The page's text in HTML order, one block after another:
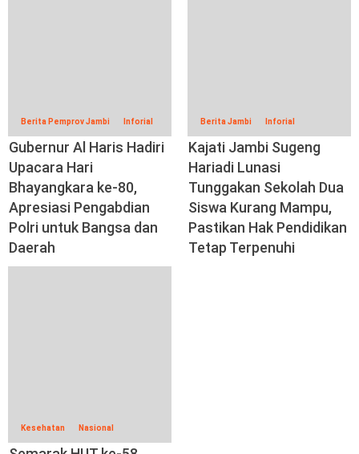
Berita Pemprov Jambi Inforial
Gubernur Al Haris Hadiri
Upacara Hari
Bhayangkara ke-80,
Apresiasi Pengabdian
Polri untuk Bangsa dan
Daerah
Berita Jambi Inforial
Kajati Jambi Sugeng
Hariadi Lunasi
Tunggakan Sekolah Dua
Siswa Kurang Mampu,
Pastikan Hak Pendidikan
Tetap Terpenuhi
Kesehatan Nasional